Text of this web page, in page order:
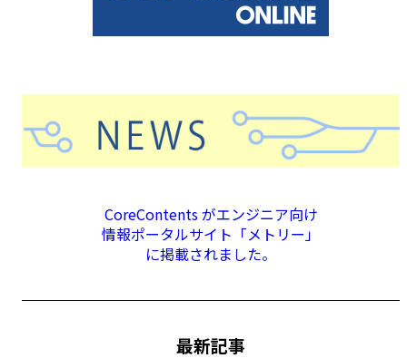
CoreContents がエンジニア向け
情報ポータルサイト「メトリー」
に掲載されました。
最新記事